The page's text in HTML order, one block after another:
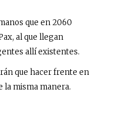
que en 2060
al que llegan
allí existentes.
que hacer frente en
la misma manera.